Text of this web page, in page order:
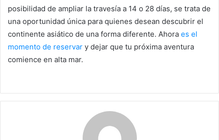
posibilidad de ampliar la travesía a 14 o 28 días, se trata de
una oportunidad única para quienes desean descubrir el
continente asiático de una forma diferente. Ahora es el
momento de reservar y dejar que tu próxima aventura
comience en alta mar.